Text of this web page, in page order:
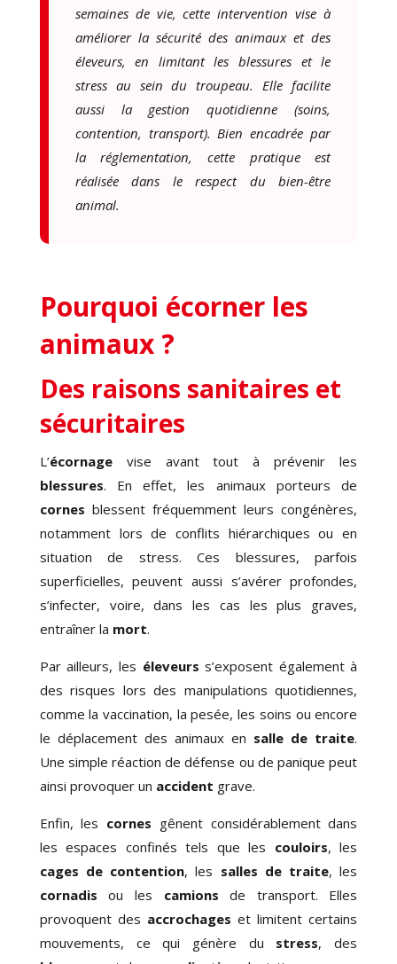
semaines de vie, cette intervention vise à
améliorer la sécurité des animaux et des
éleveurs, en limitant les blessures et le
stress au sein du troupeau. Elle facilite
aussi la gestion quotidienne (soins,
contention, transport). Bien encadrée par
la réglementation, cette pratique est
réalisée dans le respect du bien-être
animal.
Pourquoi écorner les
animaux ?
Des raisons sanitaires et
sécuritaires
L’écornagevise avant tout à prévenir les
blessures. En effet, les animaux porteurs de
cornes blessent fréquemment leurs congénères,
notamment lors de conflits hiérarchiques ou en
situation de stress. Ces blessures, parfois
superficielles, peuvent aussi s’avérer profondes,
s’infecter, voire, dans les cas les plus graves,
entraîner la mort.
Par ailleurs, les éleveurs s’exposent également à
des risques lors des manipulations quotidiennes,
comme la vaccination, la pesée, les soins ou encore
le déplacement des animaux en salle de traite.
Une simple réaction de défense ou de panique peut
ainsi provoquer un accident grave.
Enfin, les cornes gênent considérablement dans
les espaces confinés tels que les couloirs, les
cages de contention, les salles de traite, les
cornadis ou les camions de transport. Elles
provoquent des accrochages et limitent certains
mouvements, ce qui génère du stress, des